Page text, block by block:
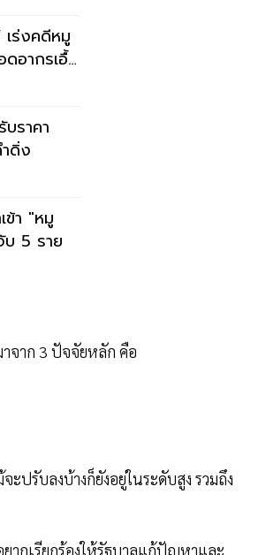
เร่งคดีหมู
อากรเอื้อ
ราคา
ดิ่ง
ข้า "หมู
บ 5 ราย
จาก 3 ปัจจัยหลัก คือ
ปรับลงบ้างก็ยังอยู่ในระดับสูง รวมถึง
ากเรียกร้องให้รัฐบาลแก้ปัญหาและ